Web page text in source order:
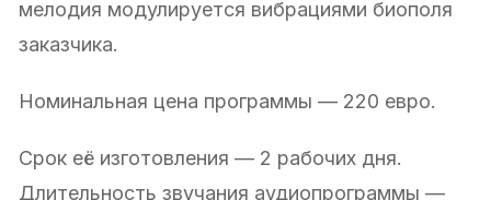
мелодия модулируется вибрациями биополя
заказчика.
Номинальная цена программы — 220 евро.
Срок её изготовления — 2 рабочих дня.
Длительность звучания аудиопрограммы —